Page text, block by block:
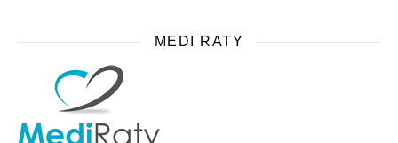
MEDI RATY